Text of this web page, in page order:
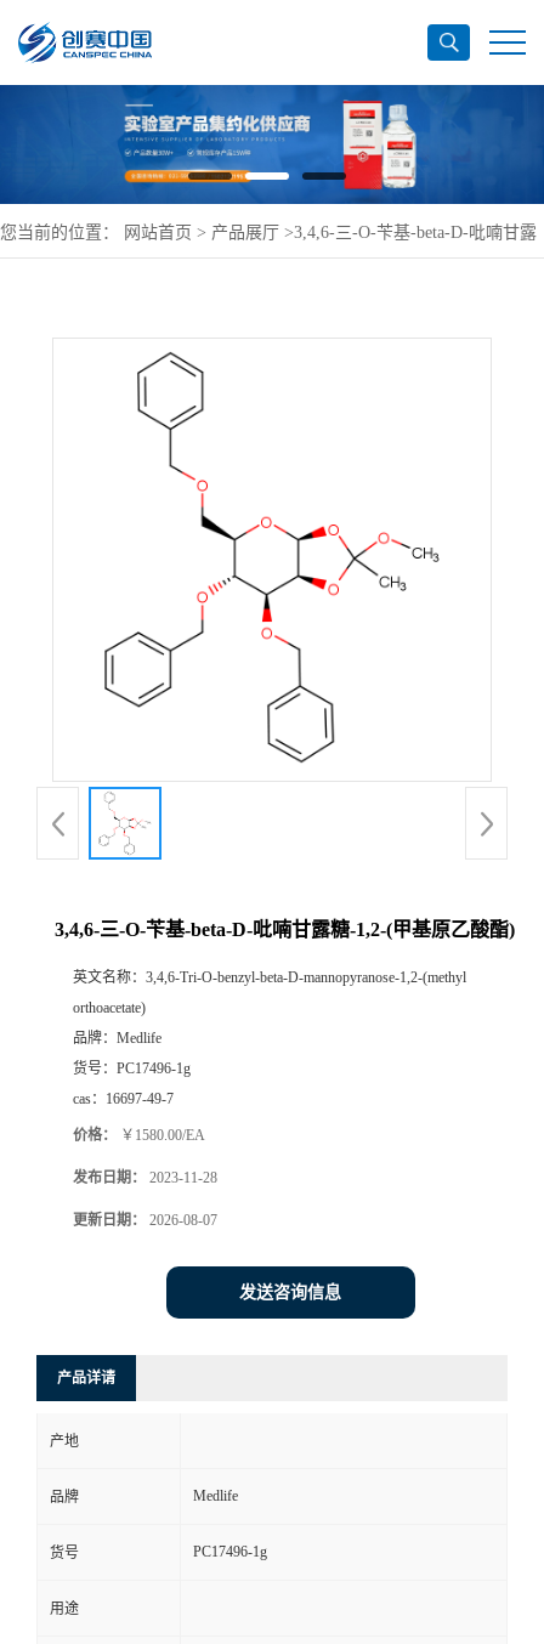
您当前的位置： 网站首页 > 产品展厅 >3,4,6-三-O-苄基-beta-D-吡喃甘露
3,4,6-三-O-苄基-beta-D-吡喃甘露糖-1,2-(甲基原乙酸酯)
英文名称： 3,4,6-Tri-O-benzyl-beta-D-mannopyranose-1,2-(methyl
orthoacetate)
品牌： Medlife
货号： PC17496-1g
cas： 16697-49-7
价格： ￥1580.00/EA
发布日期： 2023-11-28
更新日期： 2026-08-07
发送咨询信息
产品详请
产地
品牌 Medlife
货号 PC17496-1g
用途